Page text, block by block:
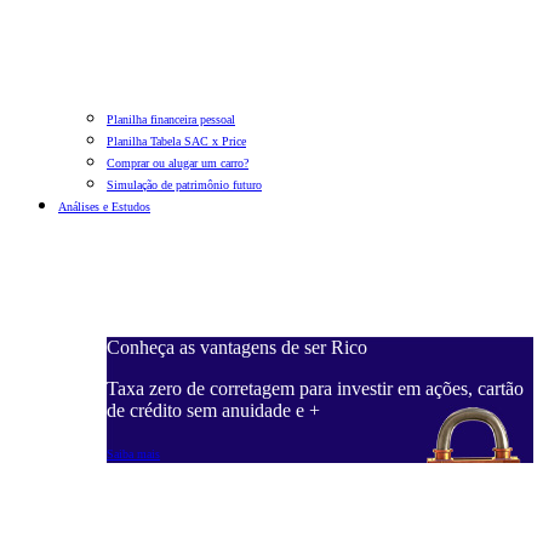
Planilha financeira pessoal
Planilha Tabela SAC x Price
Comprar ou alugar um carro?
Simulação de patrimônio futuro
Análises e Estudos
Conheça as vantagens de ser Rico
Taxa zero de corretagem para investir em ações, cartão
de crédito sem anuidade e +
Saiba mais